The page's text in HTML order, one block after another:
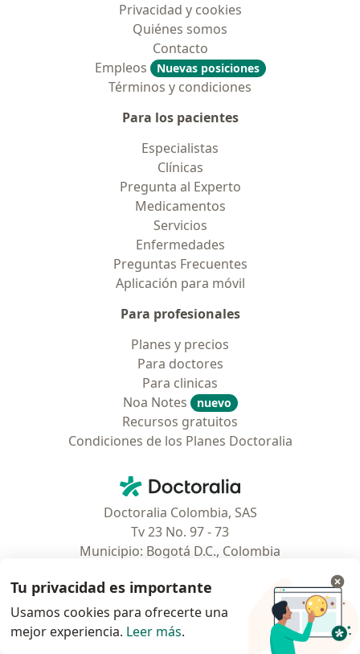
Privacidad y cookies
Quiénes somos
Contacto
Empleos
Nuevas posiciones
Términos y condiciones
Para los pacientes
Especialistas
Clínicas
Pregunta al Experto
Medicamentos
Servicios
Enfermedades
Preguntas Frecuentes
Aplicación para móvil
Para profesionales
Planes y precios
Para doctores
Para clinicas
Noa Notes
nuevo
Recursos gratuitos
Condiciones de los Planes Doctoralia
Doctoralia - Página de inicio
Doctoralia Colombia, SAS
Tv 23 No. 97 - 73
Municipio: Bogotá D.C., Colombia
Polskase abre en una nueva pestaña
,Türkiyese abre en una nueva pestaña
,Españase abre en una nueva pestaña
,Italia se abre en una nueva
,Deutschlandse abre en
, Česko se
,
Portugalse abre en una nueva pestaña
,Méxicose abre en una nueva pestaña
,Chilese abre en una nueva pestaña
,Brasil se abre en una nueva
Argentina se abre en
,Perúse
,
Tu privacidad es importante
Usamos cookies para ofrecerte una
mejor experiencia. Leer más.